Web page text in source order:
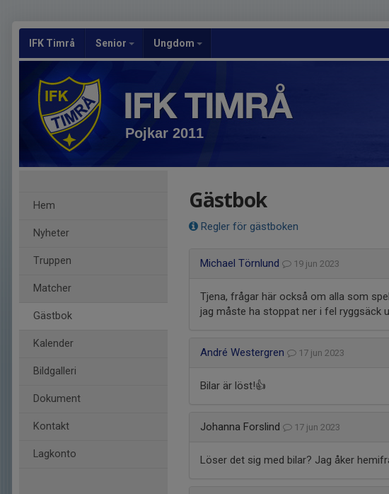
IFK Timrå Senior Ungdom
Pojkar 2011
Hem
Nyheter
Truppen
Matcher
Gästbok
Kalender
Bildgalleri
Dokument
Kontakt
Lagkonto
Gästbok
Regler för gästboken
Michael Törnlund 19 jun 2023
Tjena, frågar här också om alla som
jag måste ha stoppat ner i fel ryggsäck
André Westergren 17 jun 2023
Bilar är löst!👍
Johanna Forslind 17 jun 2023
Löser det sig med bilar? Jag åker